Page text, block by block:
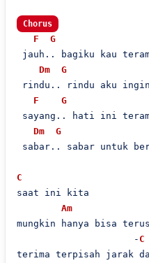
Chorus
F G
jauh.. bagiku kau
Dm
G
rindu.. rindu aku ingin
F
G
sayang.. hati ini
Dm
G
sabar.. sabar untuk
C
saat ini kita
Am
mungkin hanya bisa
                     -
C
terima terpisah jarak